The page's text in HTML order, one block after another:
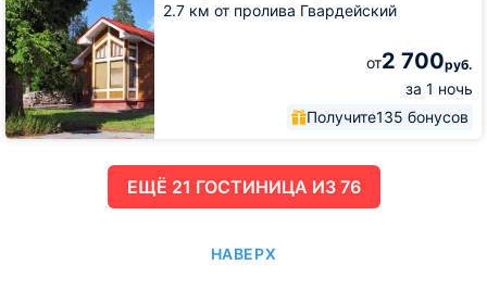
2.7 км от пролива Гвардейский
от2 700руб.
за 1 ночь
Получите135 бонусов
ЕЩË 21 ГОСТИНИЦА ИЗ 76
НАВЕРХ